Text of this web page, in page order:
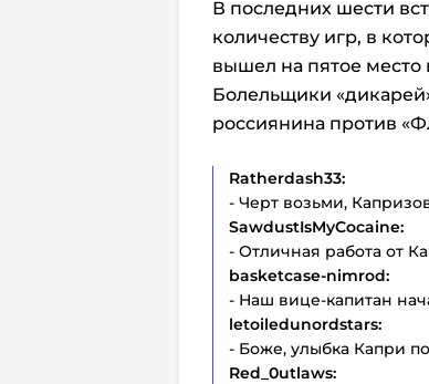
В последних шести
количеству игр, в
вышел на пятое место
Болельщики
россиянина против
Ratherdash33:
- Черт возьми,
SawdustIsMyCocaine:
- Отличная работа от
basketcase-nimrod:
- Наш вице-капитан
letoiledunordstars:
- Боже, улыбка Капри
Red_0utlaws: